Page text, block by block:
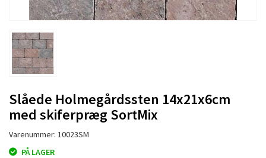
Slåede Holmegårdssten 14x21x6cm
med skiferpræg SortMix
Varenummer: 10023SM
PÅ LAGER